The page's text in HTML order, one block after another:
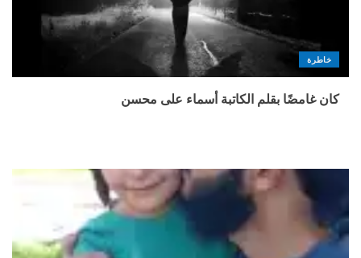
خاطرة
كان غامضًا بقلم الكاتبة أسماء على محسن